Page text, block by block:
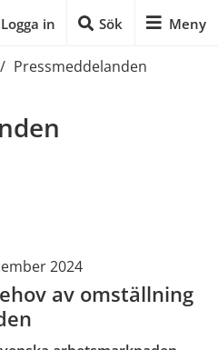
Logga in Sök Meny
/ Pressmeddelanden
2024
av omställning